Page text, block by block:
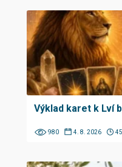
Výklad karet k Lví
980 4. 8. 2026